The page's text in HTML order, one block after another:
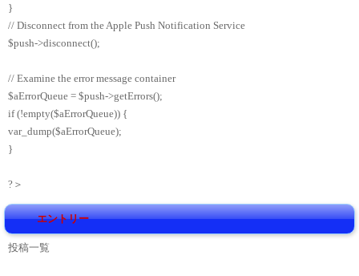
}
// Disconnect from the Apple Push Notification Service
$push->disconnect();
// Examine the error message container
$aErrorQueue = $push->getErrors();
if (!empty($aErrorQueue)) {
var_dump($aErrorQueue);
}
?＞
エントリー
投稿一覧